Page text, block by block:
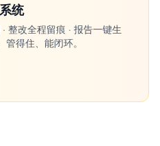
统
整改全程留痕 · 报告一键生
得住、能闭环。